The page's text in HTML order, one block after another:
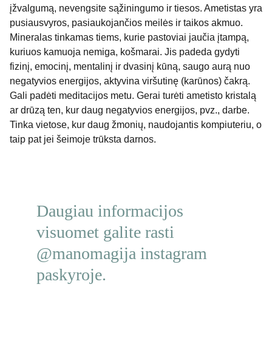
įžvalgumą, nevengsite sąžiningumo ir tiesos. Ametistas yra
pusiausvyros, pasiaukojančios meilės ir taikos akmuo.
Mineralas tinkamas tiems, kurie pastoviai jaučia įtampą,
kuriuos kamuoja nemiga, košmarai. Jis padeda gydyti
fizinį, emocinį, mentalinį ir dvasinį kūną, saugo aurą nuo
negatyvios energijos, aktyvina viršutinę (karūnos) čakrą.
Gali padėti meditacijos metu. Gerai turėti ametisto kristalą
ar drūzą ten, kur daug negatyvios energijos, pvz., darbe.
Tinka vietose, kur daug žmonių, naudojantis kompiuteriu, o
taip pat jei šeimoje trūksta darnos.
Daugiau informacijos
visuomet galite rasti
@manomagija instagram
paskyroje.